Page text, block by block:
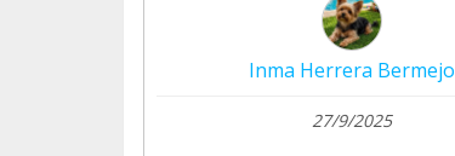
Inma Herrera Bermejo
27/9/2025